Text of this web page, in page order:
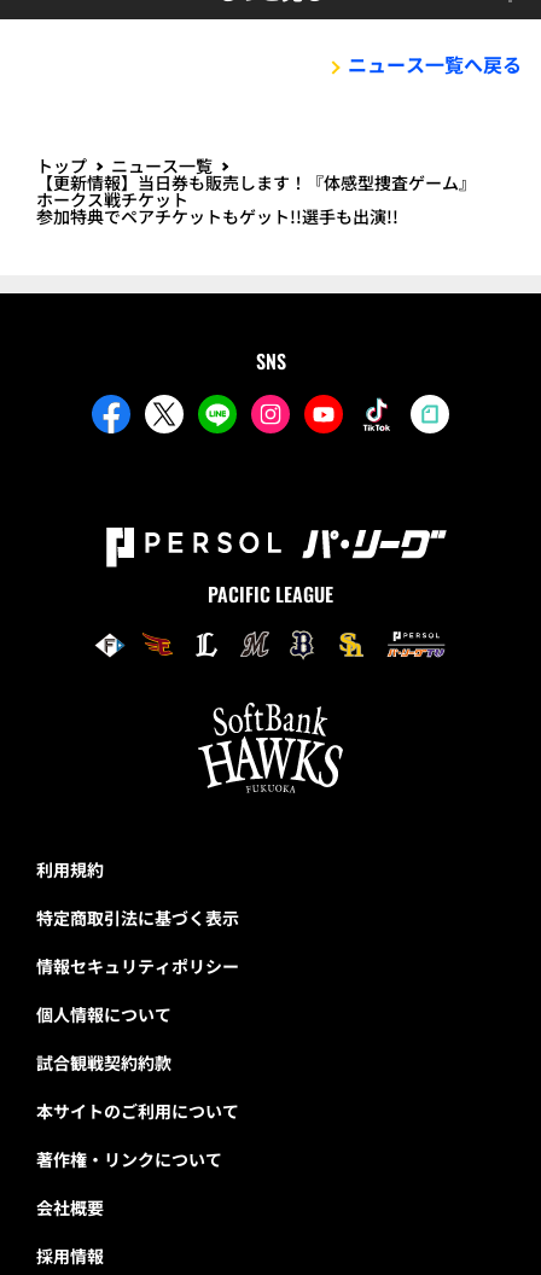
ニュース一覧へ戻る
トップ ニュース一覧
【更新情報】当日券も販売します！『体感型捜査ゲーム』
ホークス戦チケット
参加特典でペアチケットもゲット!!選手も出演!!
SNS
PACIFIC LEAGUE
利用規約
特定商取引法に基づく表示
情報セキュリティポリシー
個人情報について
試合観戦契約約款
本サイトのご利用について
著作権・リンクについて
会社概要
採用情報